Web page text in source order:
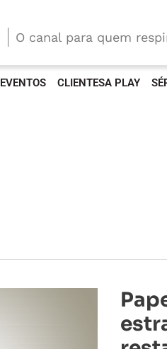
O canal para quem
EVENTOS CLIENTESA PLAY
Papel
da
na